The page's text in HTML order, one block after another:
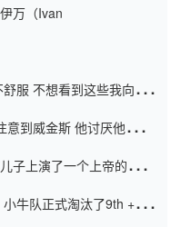
万（Ivan
服 不想看到这些我向他
到威金斯 他讨厌他的老
子上演了一个上帝的剧
牛队正式淘汰了9th + 76